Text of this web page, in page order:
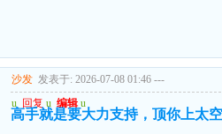
沙发 发表于: 2026-07-08 01:46 ---
u 回复 u 编辑 u
高手就是要大力支持，顶你上太